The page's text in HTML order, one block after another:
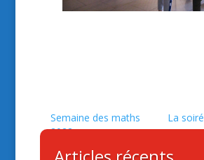
Semaine des maths
2022
La